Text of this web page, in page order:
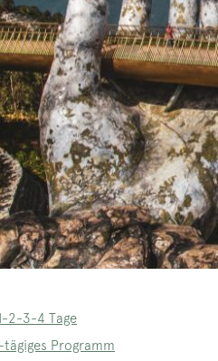
2-3-4 Tage
tägiges Programm